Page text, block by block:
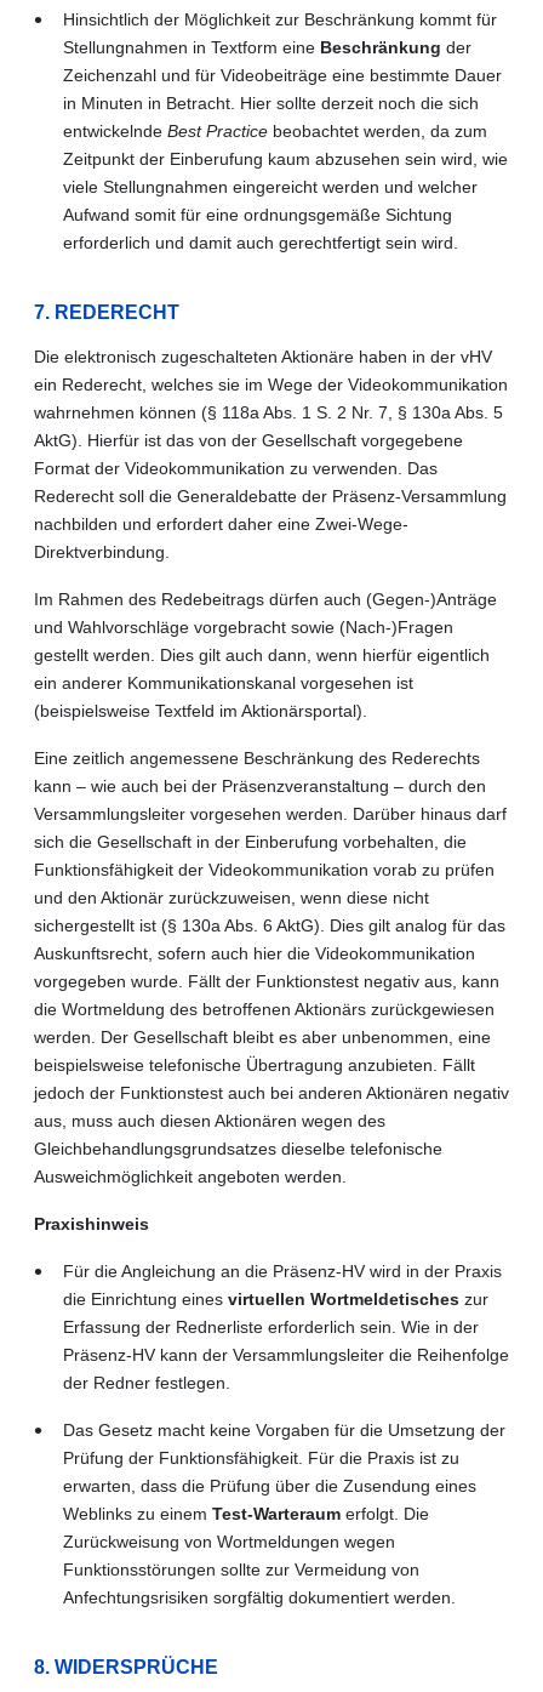
Hinsichtlich der Möglichkeit zur Beschränkung kommt für
Stellungnahmen in Textform eine Beschränkung der
Zeichenzahl und für Videobeiträge eine bestimmte Dauer
in Minuten in Betracht. Hier sollte derzeit noch die sich
entwickelnde Best Practice beobachtet werden, da zum
Zeitpunkt der Einberufung kaum abzusehen sein wird, wie
viele Stellungnahmen eingereicht werden und welcher
Aufwand somit für eine ordnungsgemäße Sichtung
erforderlich und damit auch gerechtfertigt sein wird.
7. REDERECHT
Die elektronisch zugeschalteten Aktionäre haben in der vHV
ein Rederecht, welches sie im Wege der Videokommunikation
wahrnehmen können (§ 118a Abs. 1 S. 2 Nr. 7, § 130a Abs. 5
AktG). Hierfür ist das von der Gesellschaft vorgegebene
Format der Videokommunikation zu verwenden. Das
Rederecht soll die Generaldebatte der Präsenz-Versammlung
nachbilden und erfordert daher eine Zwei-Wege-
Direktverbindung.
Im Rahmen des Redebeitrags dürfen auch (Gegen-)Anträge
und Wahlvorschläge vorgebracht sowie (Nach-)Fragen
gestellt werden. Dies gilt auch dann, wenn hierfür eigentlich
ein anderer Kommunikationskanal vorgesehen ist
(beispielsweise Textfeld im Aktionärsportal).
Eine zeitlich angemessene Beschränkung des Rederechts
kann – wie auch bei der Präsenzveranstaltung – durch den
Versammlungsleiter vorgesehen werden. Darüber hinaus darf
sich die Gesellschaft in der Einberufung vorbehalten, die
Funktionsfähigkeit der Videokommunikation vorab zu prüfen
und den Aktionär zurückzuweisen, wenn diese nicht
sichergestellt ist (§ 130a Abs. 6 AktG). Dies gilt analog für das
Auskunftsrecht, sofern auch hier die Videokommunikation
vorgegeben wurde. Fällt der Funktionstest negativ aus, kann
die Wortmeldung des betroffenen Aktionärs zurückgewiesen
werden. Der Gesellschaft bleibt es aber unbenommen, eine
beispielsweise telefonische Übertragung anzubieten. Fällt
jedoch der Funktionstest auch bei anderen Aktionären negativ
aus, muss auch diesen Aktionären wegen des
Gleichbehandlungsgrundsatzes dieselbe telefonische
Ausweichmöglichkeit angeboten werden.
Praxishinweis
Für die Angleichung an die Präsenz-HV wird in der Praxis
die Einrichtung eines virtuellen Wortmeldetisches zur
Erfassung der Rednerliste erforderlich sein. Wie in der
Präsenz-HV kann der Versammlungsleiter die Reihenfolge
der Redner festlegen.
Das Gesetz macht keine Vorgaben für die Umsetzung der
Prüfung der Funktionsfähigkeit. Für die Praxis ist zu
erwarten, dass die Prüfung über die Zusendung eines
Weblinks zu einem Test-Warteraum erfolgt. Die
Zurückweisung von Wortmeldungen wegen
Funktionsstörungen sollte zur Vermeidung von
Anfechtungsrisiken sorgfältig dokumentiert werden.
8. WIDERSPRÜCHE